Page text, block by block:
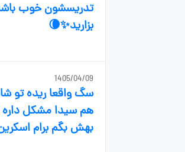
تدریسشون خوب
بزارید✨️🌘
1405/04/09
سگ واقعا ریده تو
هم سیدا مشکل داره
بهش بگم برام